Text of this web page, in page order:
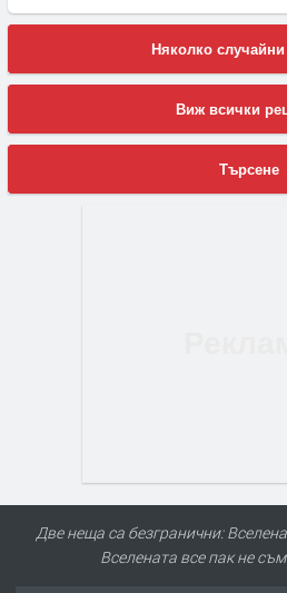
Няколко случайни
Виж всички
Търсене
Две неща са безгранични:
Вселената все пак не